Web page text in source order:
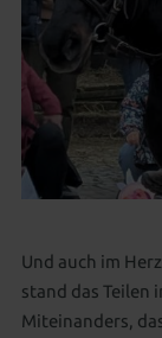
Und auch im
stand das Teilen
Miteinanders,